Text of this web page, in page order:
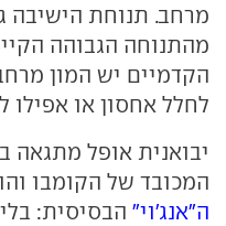
מרחב. תנוחת הישיבה
מהתנוחה הגבוהה
הקדמיים יש המון
לחלל אחסון או אפילו
יבואנית אופל מתגאה
המכובד של הקומבו
ה"אנג'וי" הבסיסית: